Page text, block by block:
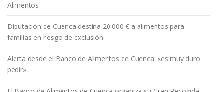
Alimentos
Diputación de Cuenca destina 20.000 € a alimentos para
familias en riesgo de exclusión
Alerta desde el Banco de Alimentos de Cuenca: «es muy duro
pedir»